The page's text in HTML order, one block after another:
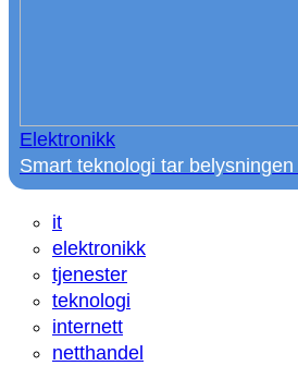
Elektronikk
Smart teknologi tar
it
elektronikk
tjenester
teknologi
internett
netthandel